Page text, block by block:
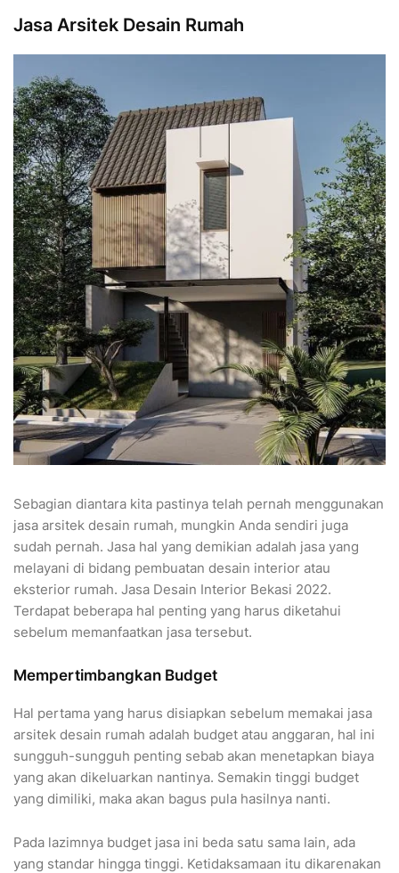
Jasa Arsitek Desain Rumah
Sebagian diantara kita pastinya telah pernah menggunakan
jasa arsitek desain rumah, mungkin Anda sendiri juga
sudah pernah. Jasa hal yang demikian adalah jasa yang
melayani di bidang pembuatan desain interior atau
eksterior rumah. Jasa Desain Interior Bekasi 2022.
Terdapat beberapa hal penting yang harus diketahui
sebelum memanfaatkan jasa tersebut.
Mempertimbangkan Budget
Hal pertama yang harus disiapkan sebelum memakai jasa
arsitek desain rumah adalah budget atau anggaran, hal ini
sungguh-sungguh penting sebab akan menetapkan biaya
yang akan dikeluarkan nantinya. Semakin tinggi budget
yang dimiliki, maka akan bagus pula hasilnya nanti.
Pada lazimnya budget jasa ini beda satu sama lain, ada
yang standar hingga tinggi. Ketidaksamaan itu dikarenakan